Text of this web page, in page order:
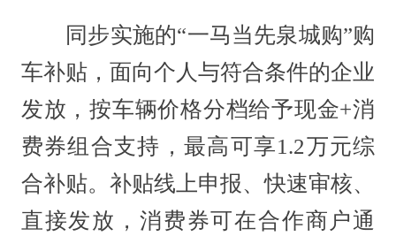
同步实施的“一马当先泉城购”购
车补贴，面向个人与符合条件的企业
发放，按车辆价格分档给予现金+消
费券组合支持，最高可享1.2万元综
合补贴。补贴线上申报、快速审核、
直接发放，消费券可在合作商户通